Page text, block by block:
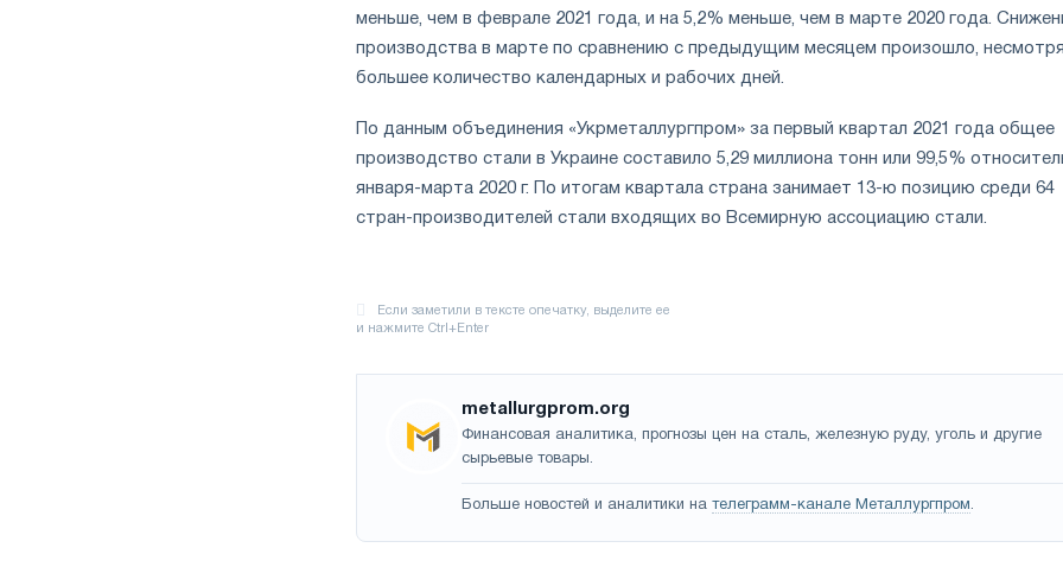
меньше, чем в феврале 2021 года, и на 5,2% меньше, чем в марте 2020 года.
производства в марте по сравнению с предыдущим месяцем произошло,
большее количество календарных и рабочих дней.
По данным объединения «Укрметаллургпром» за первый квартал 2021 года общее
производство стали в Украине составило 5,29 миллиона тонн или 99,5%
января-марта 2020 г. По итогам квартала страна занимает 13-ю позицию среди 64
стран-производителей стали входящих во Всемирную ассоциацию стали.
metallurgprom.org
Финансовая аналитика, прогнозы цен на сталь, железную руду, уголь и другие
сырьевые товары.
Больше новостей и аналитики на телеграмм-канале Металлургпром.